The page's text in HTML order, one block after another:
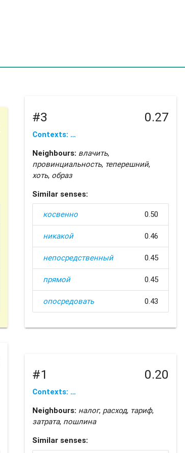
#3 0.27
Contexts: …
Neighbours: влачить,
провинциальность, теперешний,
хоть, образ
Similar senses:
косвенно 0.50
никакой 0.46
непосредственный 0.45
прямой 0.45
опосредовать 0.43
#1 0.20
Contexts: …
Neighbours: налог, расход, тариф,
затрата, пошлина
Similar senses: